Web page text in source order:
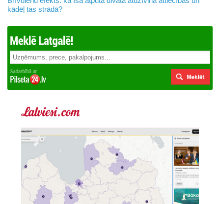
kādēļ tas strādā?